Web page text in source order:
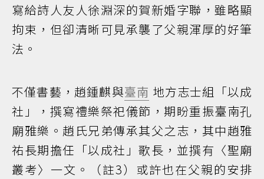
寫給詩人友人徐淵深的賀新婚字聯，雖略顯
拘束，但卻清晰可見承襲了父親渾厚的好筆
法。
不僅書藝，趙鍾麒與臺南 地方志士組「以成
社」，撰寫禮樂祭祀儀節，期盼重振臺南孔
廟雅樂。趙氏兄弟傳承其父之志，其中趙雅
祐長期擔任「以成社」歌長，並撰有〈聖廟
叢考〉一文。（註3）或許也在父親的安排